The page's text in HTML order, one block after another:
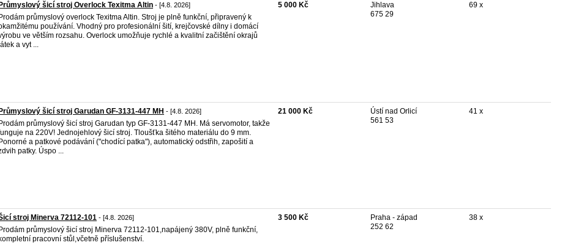
Průmyslový šicí stroj Overlock Texitma Altin - [4.8. 2026]
Prodám průmyslový overlock Texitma Altin. Stroj je plně funkční, připravený k
používání. Vhodný pro profesionální šití, krejčovské dílny i domácí
ve větším rozsahu. Overlock umožňuje rychlé a kvalitní začištění okrajů
látek a vyt ...
5 000 Kč
Jihlava
675 29
69 x
Průmyslový šicí stroj Garudan GF-3131-447 MH - [4.8. 2026]
Prodám průmyslový šicí stroj Garudan typ GF-3131-447 MH. Má servomotor, takže
na 220V! Jednojehlový šicí stroj. Tloušťka šitého materiálu do 9 mm.
Ponorné a patkové podávání ("chodící patka"), automatický odstřih, zapošití a
patky. Úspo ...
21 000 Kč
Ústí nad Orlicí
561 53
41 x
stroj Minerva 72112-101 - [4.8. 2026]
Prodám průmyslový šicí stroj Minerva 72112-101,napájený 380V, plně funkční,
pracovní stůl,včetně příslušenství.
3 500 Kč
Praha - západ
252 62
38 x